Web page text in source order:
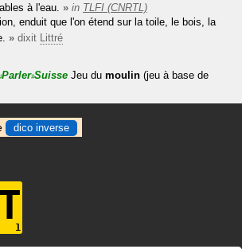
à l'eau. » in TLFI (CNRTL)
enduit que l'on étend sur la toile, le bois, la
» dixit Littré
Parler#Suisse Jeu du moulin (jeu à base de
dico inverse
T